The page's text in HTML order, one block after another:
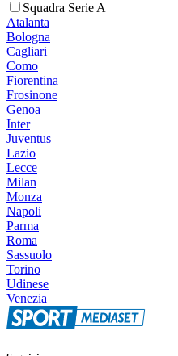
Squadra Serie A
Atalanta
Bologna
Cagliari
Como
Fiorentina
Frosinone
Genoa
Inter
Juventus
Lazio
Lecce
Milan
Monza
Napoli
Parma
Roma
Sassuolo
Torino
Udinese
Venezia